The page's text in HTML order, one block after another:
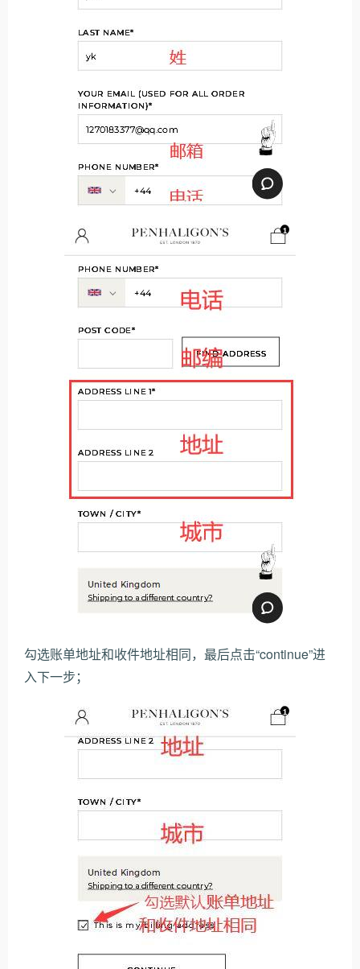
勾选账单地址和收件地址相同，最后点击“continue”进
入下一步；